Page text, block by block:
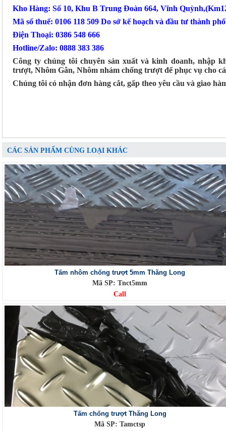
Kho Hàng: Số 10, Khu B Trung Đoàn 664, Vĩnh
Mã số thuế: 0106 118 509 Do sở kế hoạch và đầu tư thành
Điện Thoại: 0386 548 666
Hotline/Zalo: 0888 383 386
Công ty chúng tôi chuyên sản xuất và kinh doanh, nhập
trượt, Nhôm Gân, Nhôm nhám chống trượt để phục vụ cho
Chúng tôi có nhận đơn hàng cắt, gấp theo yêu cầu và giao
CÁC SẢN PHẨM CÙNG LOẠI KHÁC
Tấm nhôm chống trượt 5mm Thăng Long
Mã SP: Tnct5mm
Call
Tấm chống trượt Thăng Long
Mã SP: Tamctsp